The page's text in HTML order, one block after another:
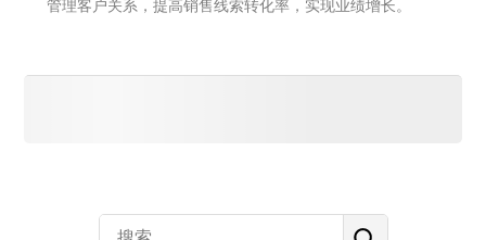
管理客户关系，提高销售线索转化率，实现业绩增长。